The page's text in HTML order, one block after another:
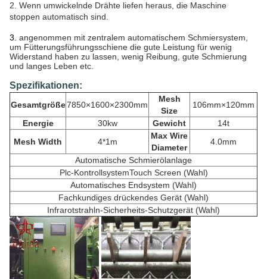
2. Wenn umwickelnde Drähte liefen heraus, die Maschine
stoppen automatisch sind.
3. angenommen mit zentralem automatischem Schmiersystem,
um Fütterungsführungsschiene die gute Leistung für wenig
Widerstand haben zu lassen, wenig Reibung, gute Schmierung
und langes Leben etc.
Spezifikationen:
Gesamtgröße7850×1600×2300mm
Mesh
Size
106mm×120mm
Energie
30kw Gewicht
14t
Mesh Width
4*1m
Max Wire
Diameter
4.0mm
Automatische Schmierölanlage
Plc-KontrollsystemTouch Screen (Wahl)
Automatisches Endsystem (Wahl)
Fachkundiges drückendes Gerät (Wahl)
Infrarotstrahln-Sicherheits-Schutzgerät (Wahl)